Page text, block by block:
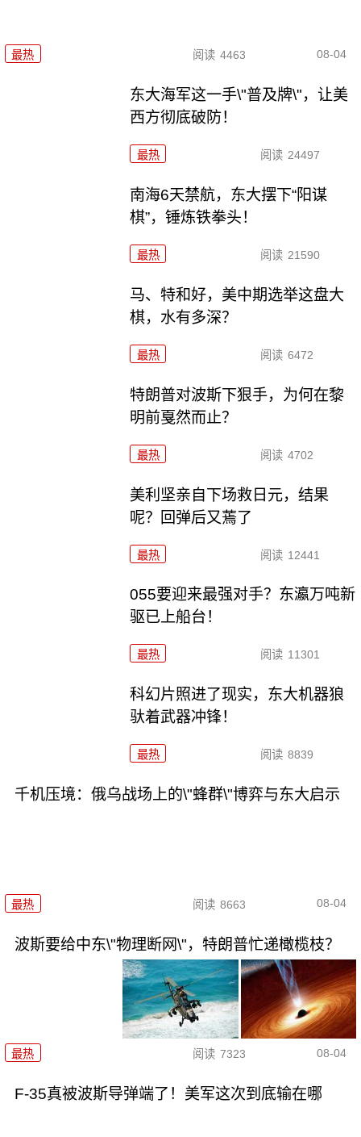
最热 阅读 4463 08-04
东大海军这一手\"普及牌\"，让美
西方彻底破防！
最热 阅读 24497
南海6天禁航，东大摆下“阳谋
棋”，锤炼铁拳头！
最热 阅读 21590
马、特和好，美中期选举这盘大
棋，水有多深？
最热 阅读 6472
特朗普对波斯下狠手，为何在黎
明前戛然而止？
最热 阅读 4702
美利坚亲自下场救日元，结果
呢？回弹后又蔫了
最热 阅读 12441
055要迎来最强对手？东瀛万吨新
驱已上船台！
最热 阅读 11301
科幻片照进了现实，东大机器狼
驮着武器冲锋！
最热 阅读 8839
千机压境：俄乌战场上的\"蜂群\"博弈与东大启示
最热 阅读 8663 08-04
波斯要给中东\"物理断网\"，特朗普忙递橄榄枝？
最热 阅读 7323 08-04
F-35真被波斯导弹端了！美军这次到底输在哪